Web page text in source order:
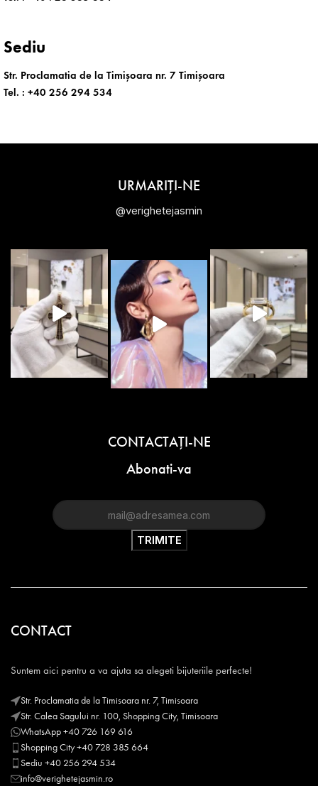
Sediu
Str. Proclamatia de la Timișoara nr. 7 Timișoara
Tel. : +40 256 294 534
URMARIȚI-NE
@verighetejasmin
CONTACTAŢI-NE
Abonati-va
CONTACT
Suntem aici pentru a va ajuta sa alegeti bijuteriile perfecte!
Str. Proclamatia de la Timisoara nr. 7, Timisoara
Str. Calea Sagului nr. 100, Shopping City, Timisoara
WhatsApp +40 726 169 616
Shopping City +40 728 385 664
Sediu +40 256 294 534
info@verighetejasmin.ro